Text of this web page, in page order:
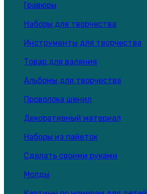
Гравюры
Наборы для творчества
Инструменты для творчества
Товар для валяния
Альбомы для творчества
Проволока шенил
Декоративный материал
Наборы из пайеток
Сделать своими руками
Молды